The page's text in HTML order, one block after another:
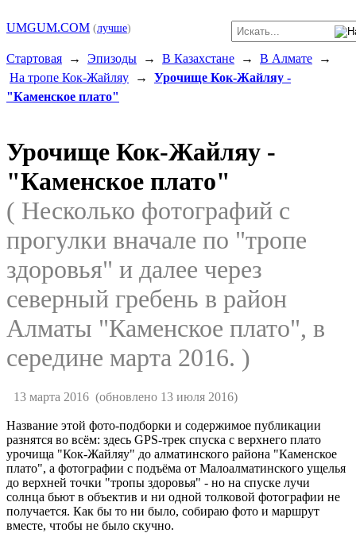
UMGUM.COM (лучше)
Стартовая → Эпизоды → В Казахстане → В Алмате →
На тропе Кок-Жайляу → Урочище Кок-Жайляу -
"Каменское плато"
Урочище Кок-Жайляу -
"Каменское плато"
( Несколько фотографий с
прогулки вначале по "тропе
здоровья" и далее через
северный гребень в район
Алматы "Каменское плато", в
середине марта 2016. )
13 марта 2016(обновлено 13 июля 2016)
Название этой фото-подборки и содержимое публикации
разнятся во всём: здесь GPS-трек спуска с верхнего плато
урочища "Кок-Жайляу" до алматинского района "Каменское
плато", а фотографии с подъёма от Малоалматинского ущелья
до верхней точки "тропы здоровья" - но на спуске лучи
солнца бьют в объектив и ни одной толковой фотографии не
получается. Как бы то ни было, собираю фото и маршрут
вместе, чтобы не было скучно.